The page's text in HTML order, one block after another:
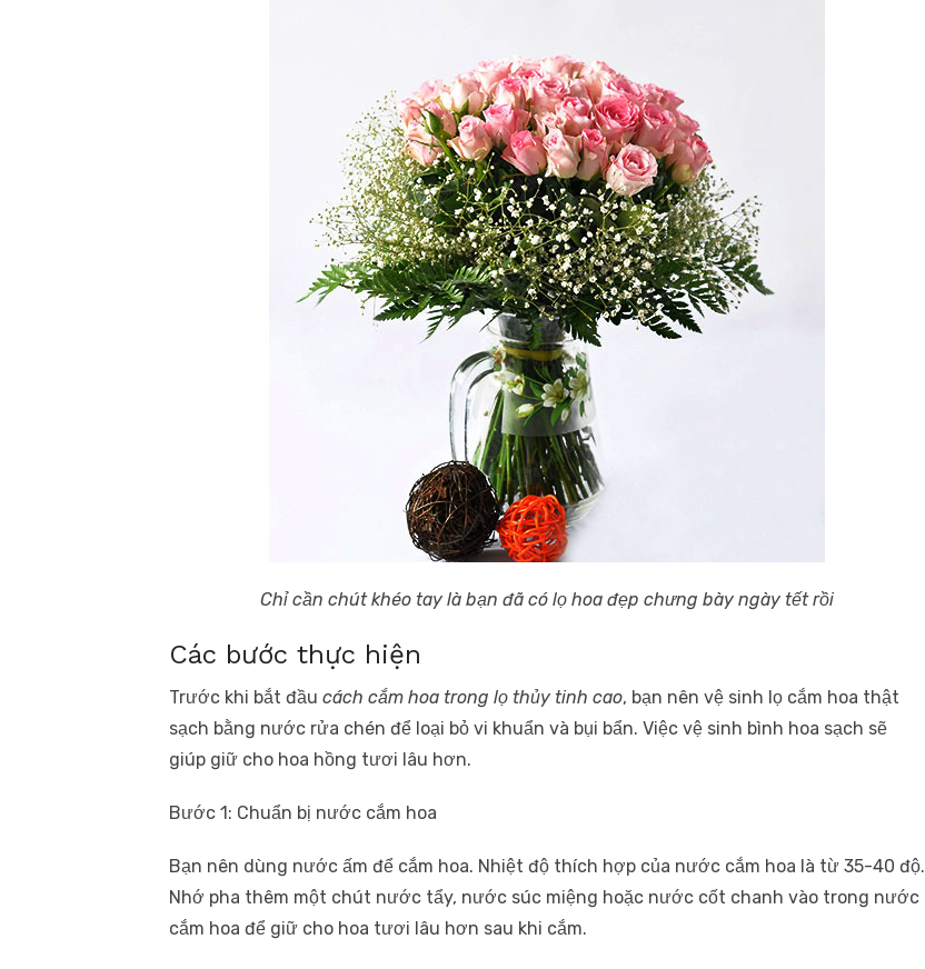
Chỉ cần chút khéo tay là bạn đã có lọ hoa đẹp chưng bày ngày tết rồi
Các bước thực hiện
Trước khi bắt đầu cách cắm hoa trong lọ thủy tinh cao, bạn nên vệ sinh lọ cắm hoa thật
sạch bằng nước rửa chén để loại bỏ vi khuẩn và bụi bẩn. Việc vệ sinh bình hoa sạch sẽ
giúp giữ cho hoa hồng tươi lâu hơn.
Bước 1: Chuẩn bị nước cắm hoa
Bạn nên dùng nước ấm để cắm hoa. Nhiệt độ thích hợp của nước cắm hoa là từ 35-40 độ.
Nhớ pha thêm một chút nước tẩy, nước súc miệng hoặc nước cốt chanh vào trong nước
cắm hoa để giữ cho hoa tươi lâu hơn sau khi cắm.